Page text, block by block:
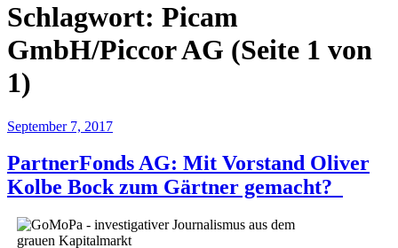
Schlagwort: Picam
GmbH/Piccor AG (Seite 1 von
1)
September 7, 2017
PartnerFonds AG: Mit Vorstand Oliver
Kolbe Bock zum Gärtner gemacht?